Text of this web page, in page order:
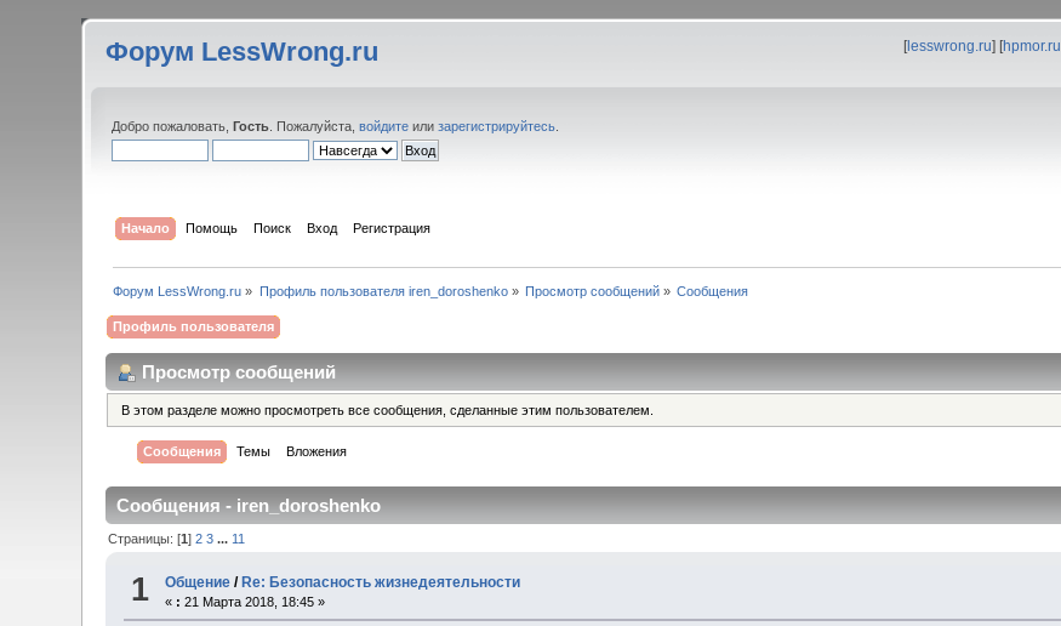
Форум LessWrong.ru [lesswrong.ru] [
Добро пожаловать,Гость . Пожалуйста,войдите илизарегистрируйтесь
Начало Помощь Поиск Вход Регистрация
Форум LessWrong.ru » Профиль пользователя iren_doroshenko» Просмотр сообщений » Сообщения
Профиль пользователя
Просмотр сообщений
В этом разделе можно просмотреть все сообщения, сделанные этим пользователем.
Сообщения Темы Вложения
Сообщения - iren_doroshenko
Страницы: [1]2 3 ... 11
1 Общение / Re: Безопасность жизнедеятельности
« : 21 Марта 2018, 18:45 »